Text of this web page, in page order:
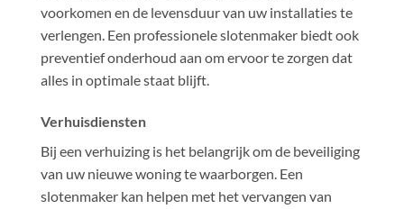
voorkomen en de levensduur van uw installaties te
verlengen. Een professionele slotenmaker biedt ook
preventief onderhoud aan om ervoor te zorgen dat
alles in optimale staat blijft.
Verhuisdiensten
Bij een verhuizing is het belangrijk om de beveiliging
van uw nieuwe woning te waarborgen. Een
slotenmaker kan helpen met het vervangen van